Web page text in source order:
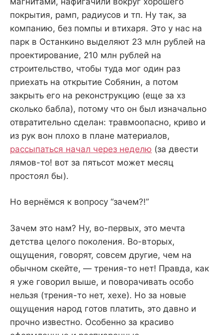
покрытия, рамп, радиусов и тп. Ну так, за
компанию, без помпы и втихаря. Это у нас на
парк в Останкино выделяют 23 млн рублей на
проектирование, 210 млн рублей на
строительство, чтобы туда мог один раз
приехать на открытие Собянин, а потом
закрыть его на реконструкцию (еще за хз
сколько бабла), потому что он был изначально
отвратительно сделан: травмоопасно, криво и
из рук вон плохо в плане материалов,
рассыпаться начал через неделю (за двести
лямов-то! вот за пятьсот может месяц
простоял бы).
Но вернёмся к вопросу “зачем?!”
Зачем это нам? Ну, во-первых, это мечта
детства целого поколения. Во-вторых,
ощущения, говорят, совсем другие, чем на
обычном скейте, — трения-то нет! Правда, как
я уже говорил выше, и поворачивать особо
нельзя (трения-то нет, хехе). Но за новые
ощущения народ готов платить, это давно и
прочно известно. Особенно за красиво